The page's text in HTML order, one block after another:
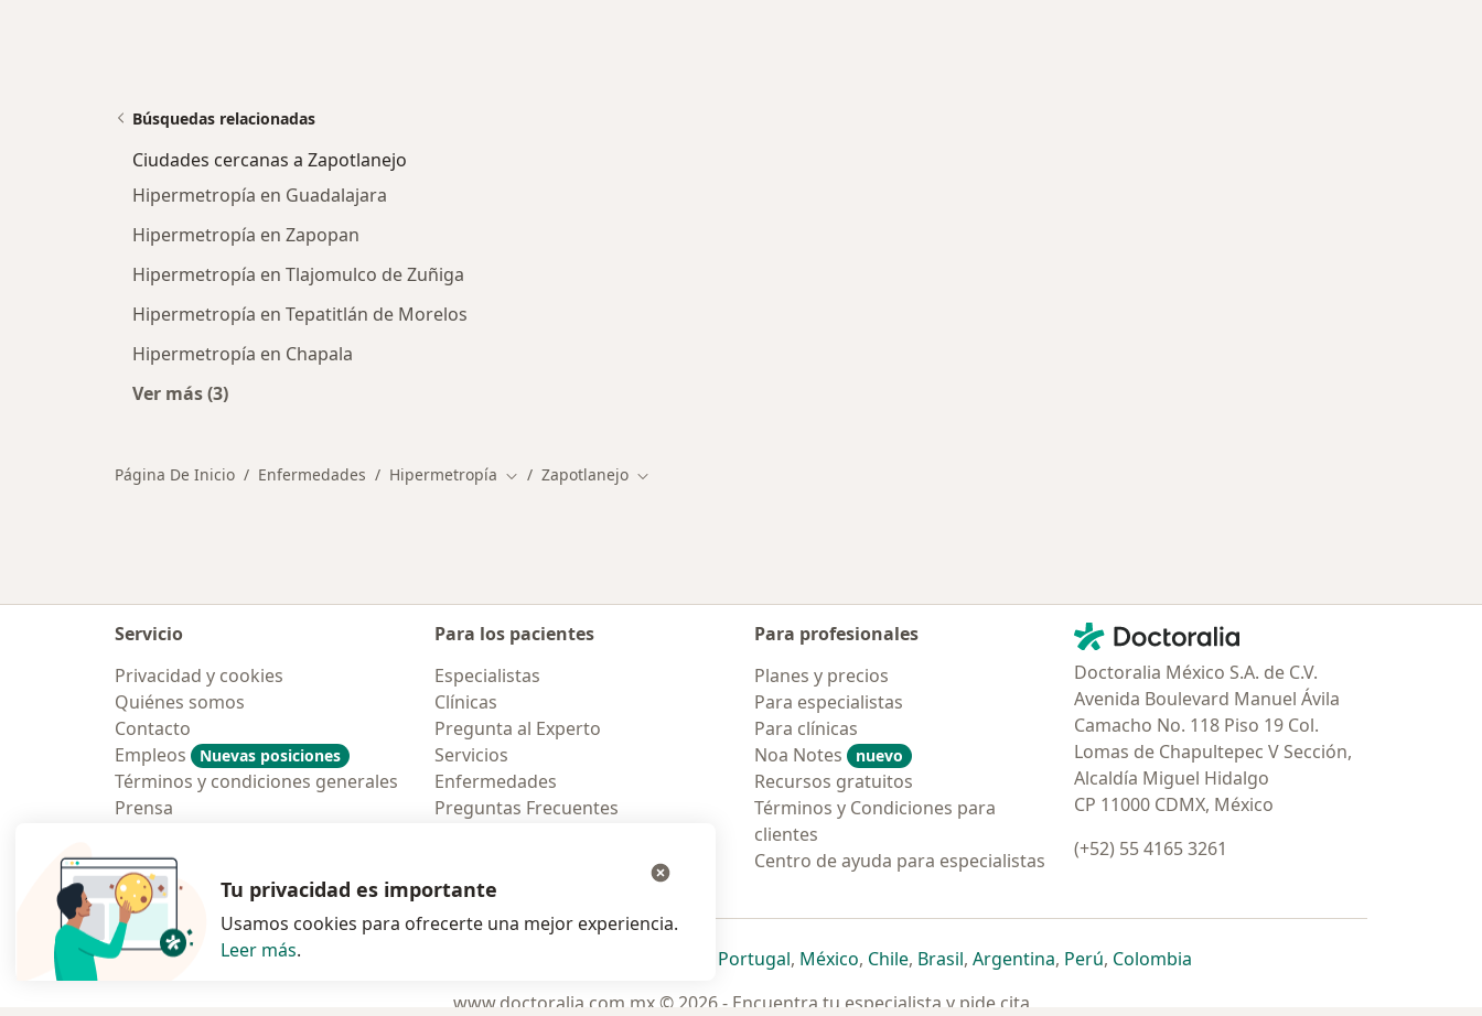
Búsquedas relacionadas
Ciudades cercanas a Zapotlanejo
Hipermetropía en Guadalajara
Hipermetropía en Zapopan
Hipermetropía en Tlajomulco de Zuñiga
Hipermetropía en Tepatitlán de Morelos
Hipermetropía en Chapala
Ver más (3)
Página De Inicio Enfermedades Hipermetropía Cambiar de ciudad
Zapotlanejo Cambiar de ciudad
Servicio
Privacidad y cookies
Quiénes somos
Contacto
Empleos
Nuevas posiciones
Términos y condiciones generales
Prensa
Para los pacientes
Especialistas
Clínicas
Pregunta al Experto
Servicios
Enfermedades
Preguntas Frecuentes
Para profesionales
Planes y precios
Para especialistas
Para clínicas
Noa Notes
nuevo
Recursos gratuitos
Términos y Condiciones para
clientes
Centro de ayuda para especialistas
Contacto
Doctoralia - Página de inicio
Doctoralia México S.A. de C.V.
Avenida Boulevard Manuel Ávila
Camacho No. 118 Piso 19 Col.
Lomas de Chapultepec V Sección,
Alcaldía Miguel Hidalgo
CP 11000 CDMX, México
(+52) 55 4165 3261
Polska se abre en una nueva pestaña
se abre en una nueva pestaña
se abre en una nueva pestaña
se abre en una nueva pestaña
Portugalse abre en una nueva pestaña
, Méxicose abre en una nueva pestaña
, Chilese abre en una nueva pestaña
, Brasilse abre en una nueva pestaña
, Argentinase abre en una nueva pestaña
, Perúse abre en una nueva pestaña
, Colombiase abre en una nueva pestaña
www.doctoralia.com.mx © 2026 - Encuentra tu especialista y pide cita
Tu privacidad es importante
Usamos cookies para ofrecerte una mejor experiencia.
Leer más.